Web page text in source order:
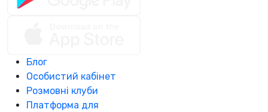
Блог
Особистий кабінет
Розмовні клуби
Платформа для